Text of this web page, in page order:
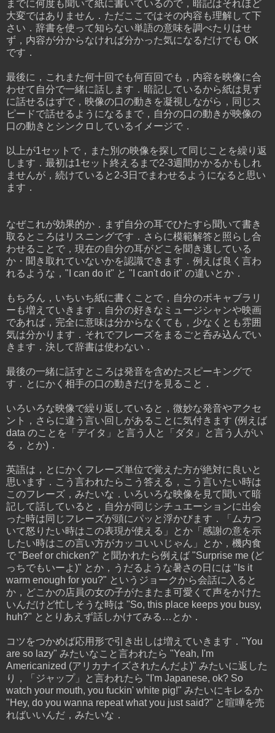
までに何度も聞いて紙に書いているので，暗記はそれほど
大変ではありません．ただここではその内容も理解して下
さい．辞書を使って知らない単語の意味を調べたりはせ
ず，内容が分からなければ分かった気になるだけでも OK
です．
最後に，これまた何十回でも何百回でも，内容を映像に合
わせて自分で一緒に話します．暗記しているから紙は見ず
に話せるはずで，映像の口の動きを凝視しながら，同じス
ピードで話せるようになるまで，自分の口の動きが映像の
口の動きとシンクロしているイメージで．
以上が1セットで，また別の映像を探して同じことを繰り返
します．最初は1セット終えるまで2-3週間かかるかもしれ
ませんが，続けていると2-3日でまわせるようになると思い
ます．
なぜこれが効果的か．まず自分の耳でひたすら聞いて書き
取るところはリスニングです．さらに模範解答と照らし合
わせることで，現在の自分の耳がどこを聞き逃している
か・聞き取れていないかを認識できます．例えば良く言わ
れるような，"I can do it" と "I can't do it" の違いとか．
もちろん，いちいち紙に書くことで，自分のボキャブラリ
ーも増えていきます．自分の好きなミュージシャンや映画
であれば，完全に意味は分からなくても，少なくとも雰囲
気は分かります．それでフレーズをまるごと呑み込んでい
きます．決して辞書は使わない．
最後の一緒に話すところは発音を含めたスピーキングで
す．とにかく相手の口の動きだけを見ること．
いろいろな映像で繰り返していると，微妙な発音やアクセ
ント，さらに違う言い回しがあることに気付きます (例えば
data のことを「デイタ」と言う人と「ダタ」と言う人がい
る，とか)．
英語は，とにかくフレーズ単位で覚えた方が絶対に良いと
思います．こう言われたらこう答える，こう言いたい時は
このフレーズ，みたいな．いろいろな映像を見て聞いて暗
記して話していると，自分が同じシチュエーションに出会
った時は同じフレーズが頭にパッと浮かびます．「ムカつ
いて怒りたい時はこの表現が使える」とか「感謝の意を示
したい時はこの言い方がカッコいいじゃん」とか，機内食
で "Beef or chicken?" と聞かれたら例えば "Surprise me (ど
っちでもいーよ)" とか，うだるような暑さの日には "Is it
warm enough for you?" というジョークから会話に入ると
か，どこかの店員の女の子がたまたま可愛くて声をかけた
いんだけど忙しそうな時は "So, this place keeps you busy,
huh?" ととりあえず話しかけてみる…とか．
コツをつかめば応用形で引き出しは増えていきます．"You
are so lazy" みたいなこと言われたら "Yeah, I'm
Americanized (アリカナイズされたんだよ)" みたいに返した
り，「ジャップ」と言われたら "I'm Japanese, ok? So
watch your mouth, you fuckin' white pig!" みたいにキレるか
"Hey, do you wanna repeat what you just said?" と喧嘩を売
ればいいんだ，みたいな．